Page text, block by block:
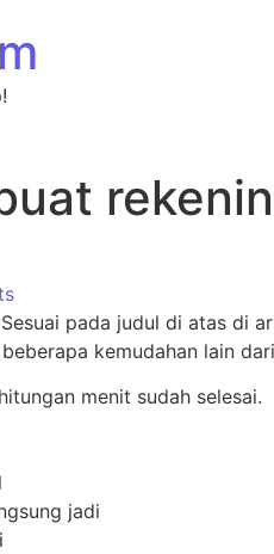
pada judul di atas di
kemudahan lain
menit sudah selesai.
jadi